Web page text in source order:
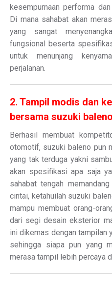
kesempurnaan performa
Di mana sahabat akan
yang sangat
fungsional beserta
untuk menunjang
perjalanan.
2. Tampil modis dan
bersama suzuki baleno
Berhasil membuat
otomotif, suzuki baleno pun
yang tak terduga yakni
akan spesifikasi apa saja
sahabat tengah
cintai, ketahuilah suzuki
mampu membuat orang-
dari segi desain eksterior
ini dikemas dengan tampilan
sehingga siapa pun yang
merasa tampil lebih percaya